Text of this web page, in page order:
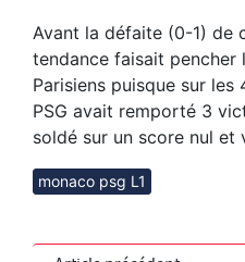
Avant la défaite (0-1) de
tendance faisait pencher
Parisiens puisque sur
PSG avait remporté 3
soldé sur un score nul et
monaco psg L1